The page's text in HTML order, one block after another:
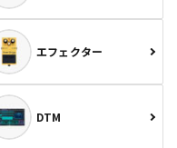
エフェクター
DTM